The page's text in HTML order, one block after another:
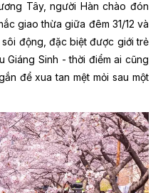
Tây, người Hàn chào đón
giao thừa giữa đêm 31/12 và
sôi động, đặc biệt được giới trẻ
Giáng Sinh - thời điểm ai cũng
để xua tan mệt mỏi sau một